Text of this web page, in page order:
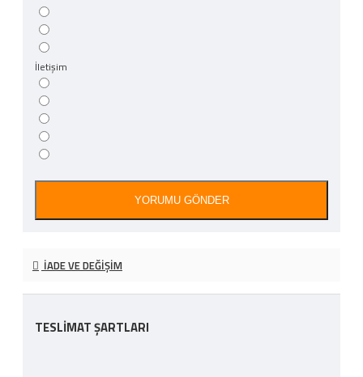
İletişim
YORUMU GÖNDER
İADE VE DEĞIŞIM
TESLİMAT ŞARTLARI